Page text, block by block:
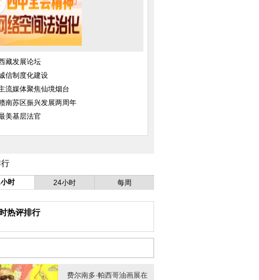
藏发展论坛
信制度化建设
流媒体聚焦仙境烟台
南苏区振兴发展两周年
美基层法官
时 24小时 每周
热评排行
费尔南多·帕西哥油画展在